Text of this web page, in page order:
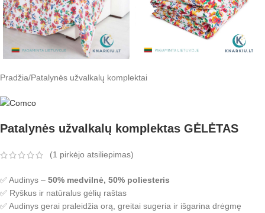
Pradžia/Patalynės užvalkalų komplektai
Patalynės užvalkalų komplektas GĖLĖTAS
(1 pirkėjo atsiliepimas)
✅ Audinys – 50% medvilnė, 50% poliesteris
✅ Ryškus ir natūralus gėlių raštas
✅ Audinys gerai praleidžia orą, greitai sugeria ir išgarina drėgmę